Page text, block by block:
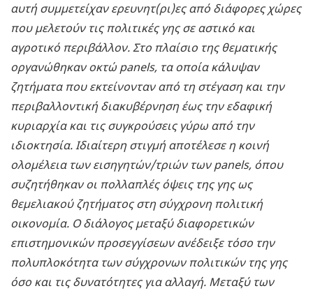
αυτή συμμετείχαν ερευνητ(ρι)ες από διάφορες χώρες
που μελετούν τις πολιτικές γης σε αστικό και
αγροτικό περιβάλλον. Στο πλαίσιο της θεματικής
οργανώθηκαν οκτώ panels, τα οποία κάλυψαν
ζητήματα που εκτείνονταν από τη στέγαση και την
περιβαλλοντική διακυβέρνηση έως την εδαφική
κυριαρχία και τις συγκρούσεις γύρω από την
ιδιοκτησία. Ιδιαίτερη στιγμή αποτέλεσε η κοινή
ολομέλεια των εισηγητών/τριών των panels, όπου
συζητήθηκαν οι πολλαπλές όψεις της γης ως
θεμελιακού ζητήματος στη σύγχρονη πολιτική
οικονομία. Ο διάλογος μεταξύ διαφορετικών
επιστημονικών προσεγγίσεων ανέδειξε τόσο την
πολυπλοκότητα των σύγχρονων πολιτικών της γης
όσο και τις δυνατότητες για αλλαγή. Μεταξύ των